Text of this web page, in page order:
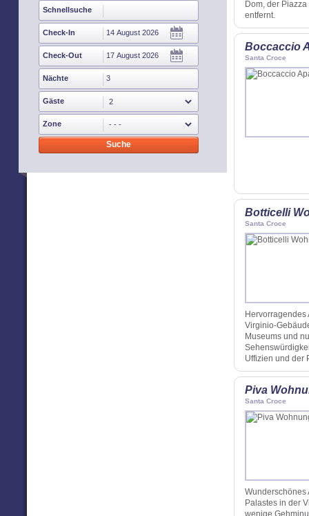
Schnellsuche
Check-In
Check-Out
Nächte
Gäste
Zone
Suche
Dom, der
entfernt.
Boccaccio
Santa Croce
Botticelli
Santa Croce
Hervorragendes
Virginio-
Museums und
Uffizien und der
Piva
Santa Croce
Wunderschönes
Palastes in der
wenige